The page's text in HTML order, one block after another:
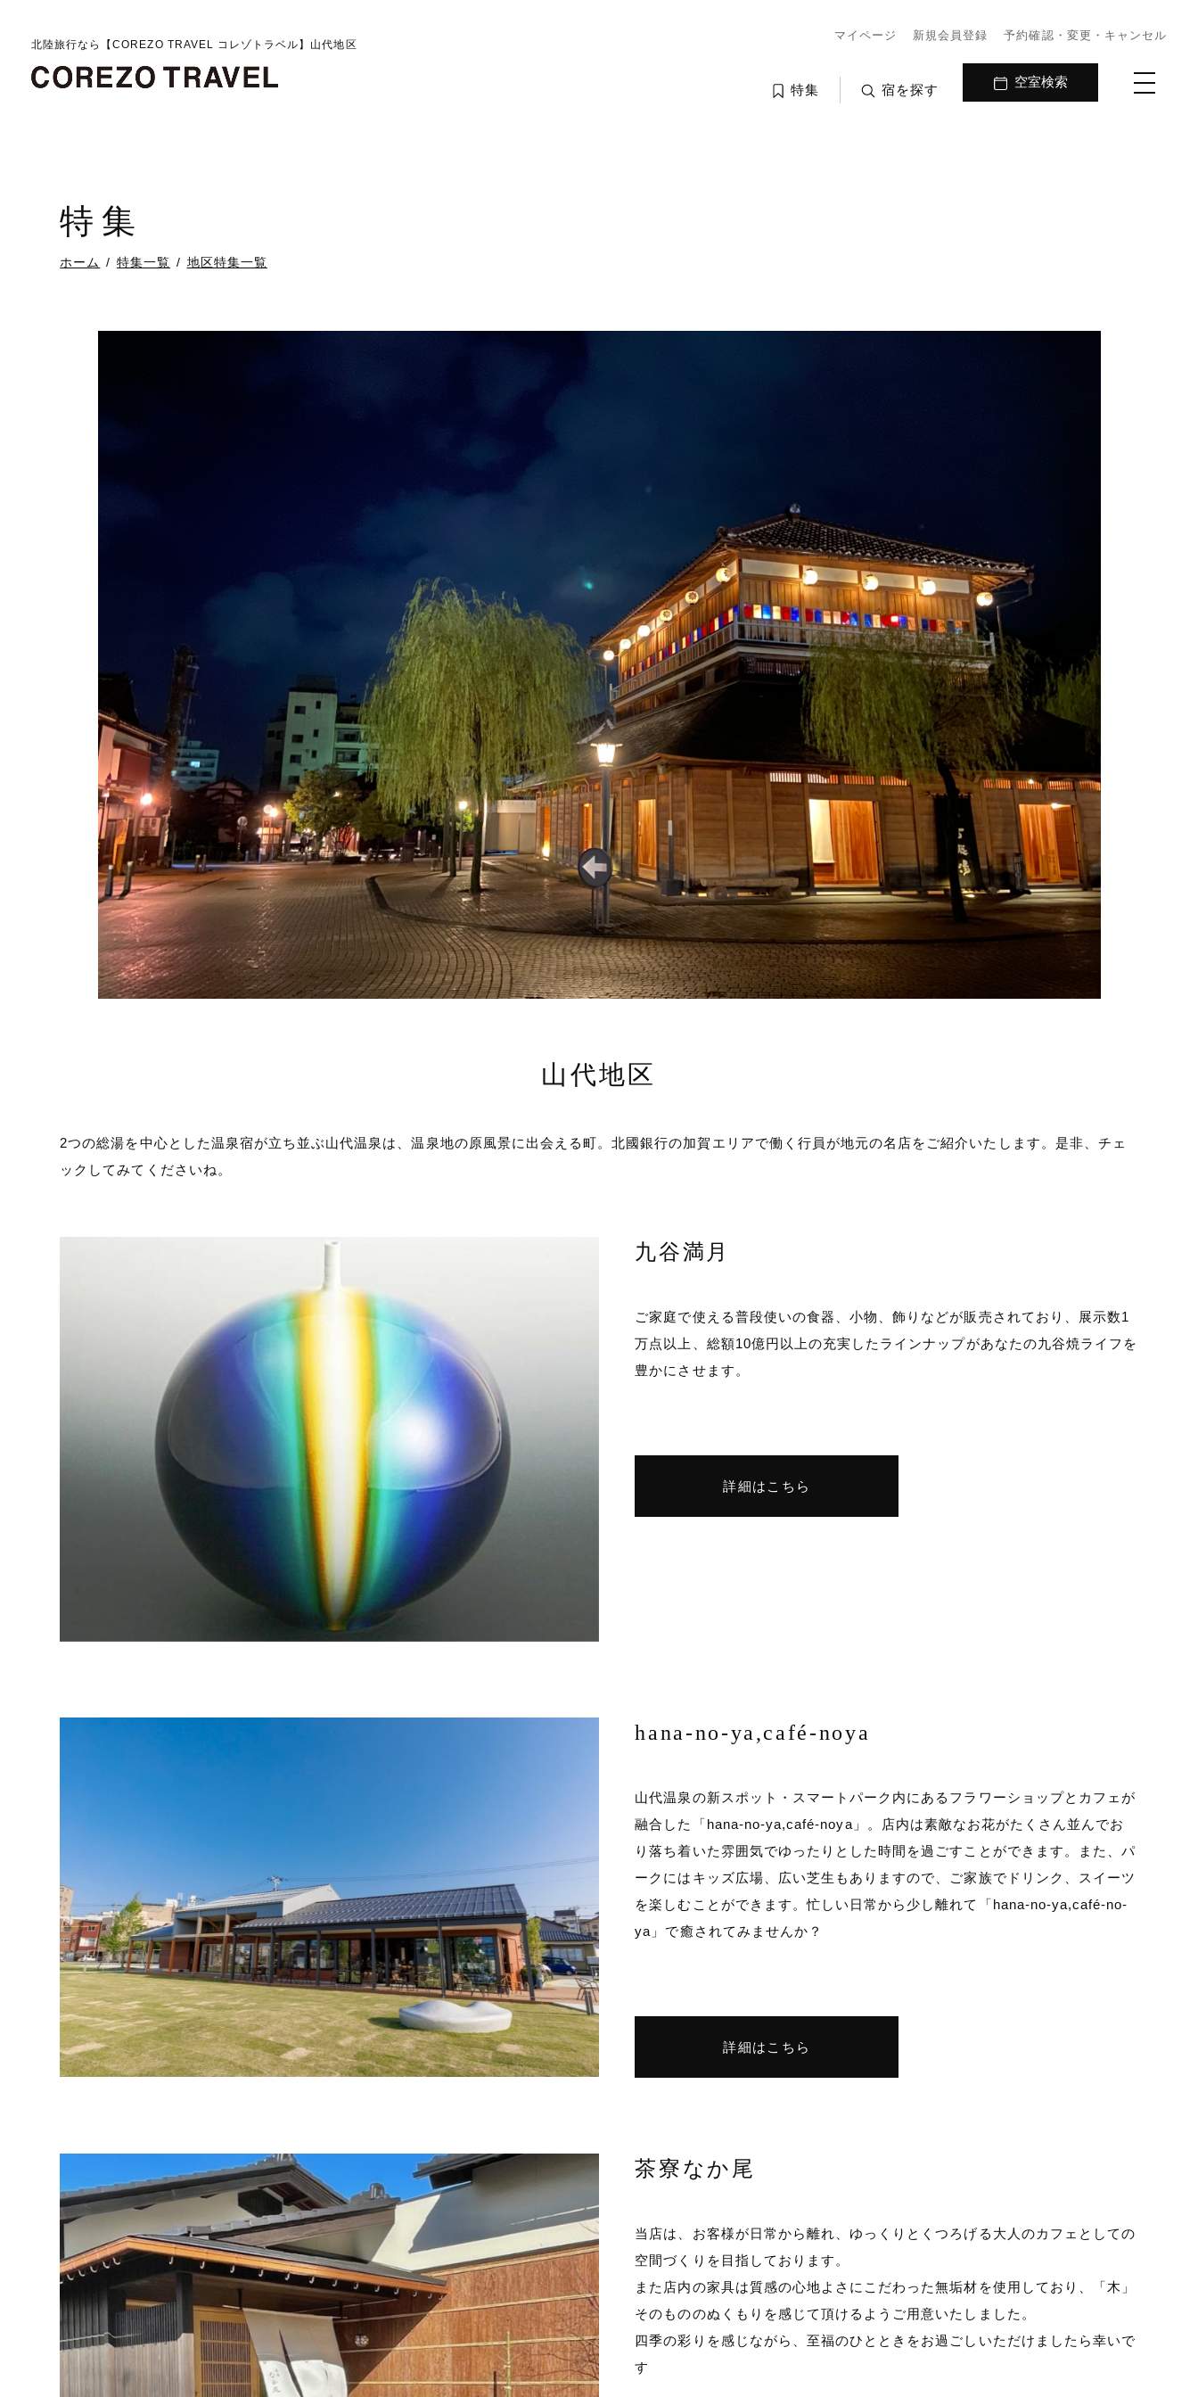
北陸旅行なら【COREZO TRAVEL コレゾトラベル】山代地区
マイページ 新規会員登録 予約確認・変更・キャンセル
特集 宿を探す
空室検索
特集
ホーム 特集一覧 地区特集一覧
山代地区
2つの総湯を中心とした温泉宿が立ち並ぶ山代温泉は、温泉地の原風景に出会える町。北國銀行の加賀エリアで働く行員が地元の名店をご紹介いたします。是非、チェ
ックしてみてくださいね。
九谷満月
ご家庭で使える普段使いの食器、小物、飾りなどが販売されており、展示数1
万点以上、総額10億円以上の充実したラインナップがあなたの九谷焼ライフを
豊かにさせます。
詳細はこちら
hana-no-ya,café-noya
山代温泉の新スポット・スマートパーク内にあるフラワーショップとカフェが
融合した「hana-no-ya,café-noya」。店内は素敵なお花がたくさん並んでお
り落ち着いた雰囲気でゆったりとした時間を過ごすことができます。また、パ
ークにはキッズ広場、広い芝生もありますので、ご家族でドリンク、スイーツ
を楽しむことができます。忙しい日常から少し離れて「hana-no-ya,café-no-
ya」で癒されてみませんか？
詳細はこちら
茶寮なか尾
当店は、お客様が日常から離れ、ゆっくりとくつろげる大人のカフェとしての
空間づくりを目指しております。
また店内の家具は質感の心地よさにこだわった無垢材を使用しており、「木」
そのもののぬくもりを感じて頂けるようご用意いたしました。
四季の彩りを感じながら、至福のひとときをお過ごしいただけましたら幸いで
す